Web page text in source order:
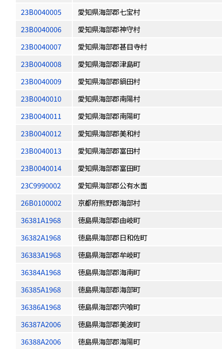
23B0040005
愛知県海部郡七宝村
23B0040006
愛知県海部郡神守村
23B0040007
愛知県海部郡甚目寺村
23B0040008
愛知県海部郡津島町
23B0040009
愛知県海部郡鍋田村
23B0040010
愛知県海部郡南陽村
23B0040011
愛知県海部郡南陽町
23B0040012
愛知県海部郡美和村
23B0040013
愛知県海部郡富田村
23B0040014
愛知県海部郡富田町
23C9990002
愛知県海部郡公有水面
26B0100002
京都府熊野郡海部村
36381A1968
徳島県海部郡由岐町
36382A1968
徳島県海部郡日和佐町
36383A1968
徳島県海部郡牟岐町
36384A1968
徳島県海部郡海南町
36385A1968
徳島県海部郡海部町
36386A1968
徳島県海部郡宍喰町
36387A2006
徳島県海部郡美波町
36388A2006
徳島県海部郡海陽町